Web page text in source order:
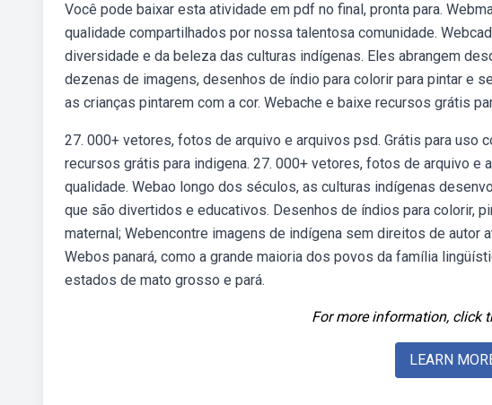
Você pode baixar esta atividade em pdf no final, pronta para.
qualidade compartilhados por nossa talentosa comunidade.
diversidade e da beleza das culturas indígenas. Eles abrangem
dezenas de imagens, desenhos de índio para colorir para pintar e
as crianças pintarem com a cor. Webache e baixe recursos grátis
27. 000+ vetores, fotos de arquivo e arquivos psd. Grátis para uso
recursos grátis para indigena. 27. 000+ vetores, fotos de arquivo e
qualidade. Webao longo dos séculos, as culturas indígenas
que são divertidos e educativos. Desenhos de índios para colorir,
maternal; Webencontre imagens de indígena sem direitos de autor
Webos panará, como a grande maioria dos povos da família
estados de mato grosso e pará.
For more information, click
LEARN